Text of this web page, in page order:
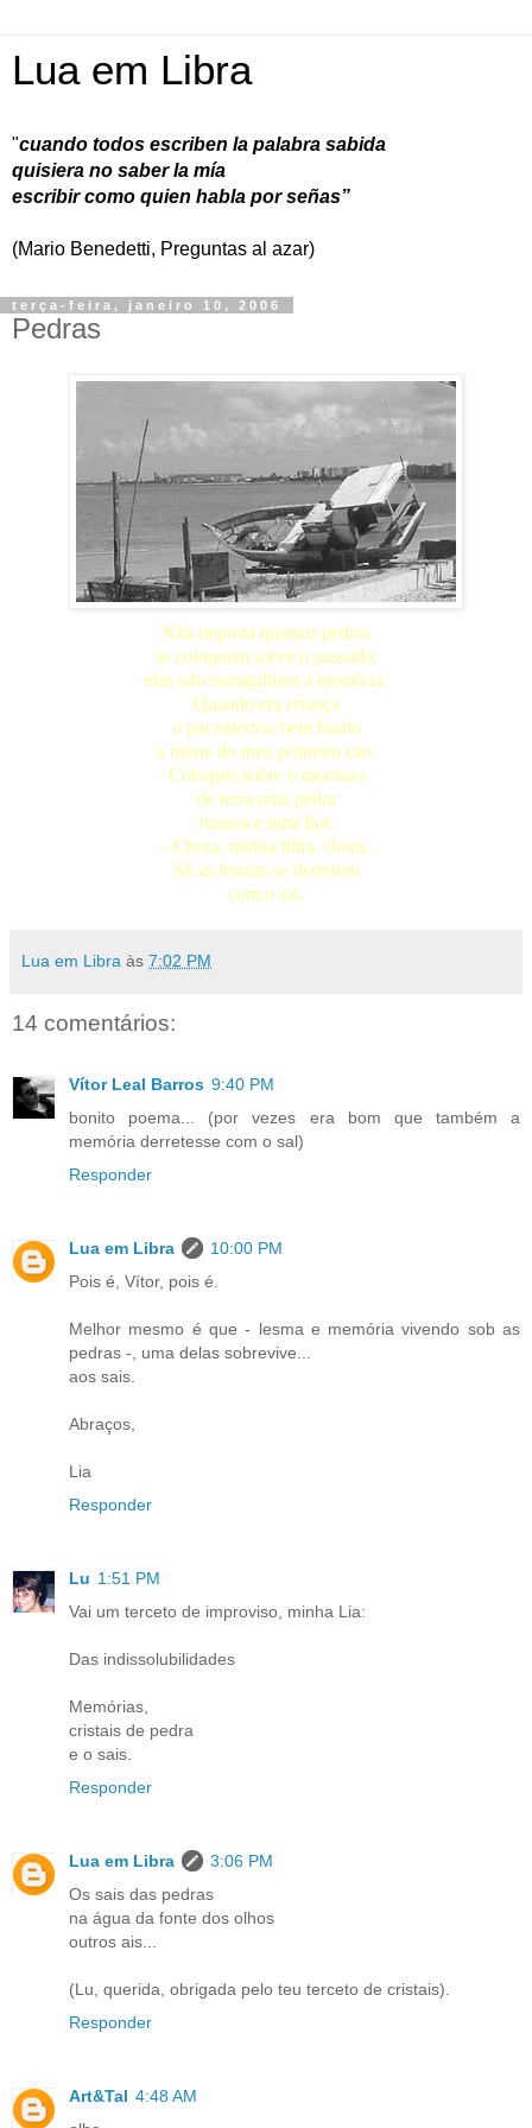
Lua em Libra
"cuando todos escriben la palabra sabida
quisiera no saber la mía
escribir como quien habla por señas”
(Mario Benedetti, Preguntas al azar)
terça-feira, janeiro 10, 2006
Pedras
Não importa quantas pedras
se coloquem sobre o passado:
elas não esmigalham a memória.
Quando era criança
o pai enterrou bem fundo
a morte do meu primeiro cão.
Coloquei sobre o monturo
de terra uma pedra
branca e uma flor.
- Chora, minha filha, chora.
Só as lesmas se derretem
com o sal.
Lua em Libra às 7:02 PM
14 comentários:
Vítor Leal Barros 9:40 PM
bonito poema... (por vezes era bom que também a
memória derretesse com o sal)
Responder
Lua em Libra
10:00 PM
Pois é, Vítor, pois é.
Melhor mesmo é que - lesma e memória vivendo sob as
pedras -, uma delas sobrevive...
aos sais.
Abraços,
Lia
Responder
Lu 1:51 PM
Vai um terceto de improviso, minha Lia:
Das indissolubilidades
Memórias,
cristais de pedra
e o sais.
Responder
Lua em Libra
3:06 PM
Os sais das pedras
na água da fonte dos olhos
outros ais...
(Lu, querida, obrigada pelo teu terceto de cristais).
Responder
Art&Tal 4:48 AM